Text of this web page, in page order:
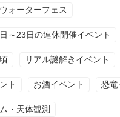
ォーターフェス
～23日の連休開催イベント
リアル謎解きイベント
ト お酒イベント 恐竜
・天体観測